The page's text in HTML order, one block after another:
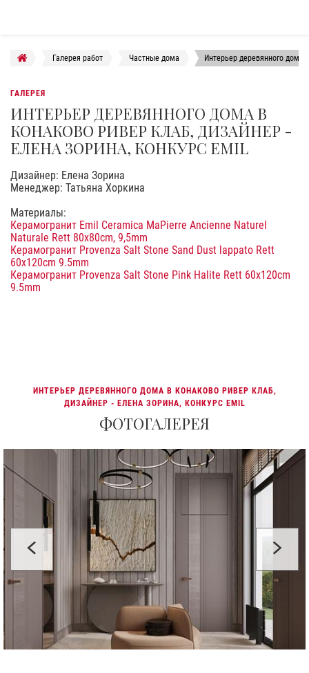
Галерея работ Частные дома Интерьер деревянного дома
ГАЛЕРЕЯ
ИНТЕРЬЕР ДЕРЕВЯННОГО ДОМА В
КОНАКОВО РИВЕР КЛАБ, ДИЗАЙНЕР -
ЕЛЕНА ЗОРИНА, КОНКУРС EMIL
Дизайнер: Елена Зорина
Менеджер: Татьяна Хоркина
Материалы:
Керамогранит Emil Ceramica MaPierre Ancienne Naturel
Naturale Rett 80x80cm, 9,5mm
Керамогранит Provenza Salt Stone Sand Dust lappato Rett
60x120cm 9.5mm
Керамогранит Provenza Salt Stone Pink Halite Rett 60x120cm
9.5mm
ИНТЕРЬЕР ДЕРЕВЯННОГО ДОМА В КОНАКОВО РИВЕР КЛАБ,
ДИЗАЙНЕР - ЕЛЕНА ЗОРИНА, КОНКУРС EMIL
ФОТОГАЛЕРЕЯ